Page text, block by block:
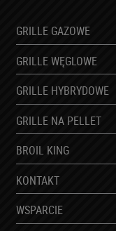
momentu
brak podania
Podane dane nie
GRILLE GAZOWE
GRILLE WĘGLOWE
GRILLE HYBRYDOWE
GRILLE NA PELLET
BROIL KING
KONTAKT
WSPARCIE